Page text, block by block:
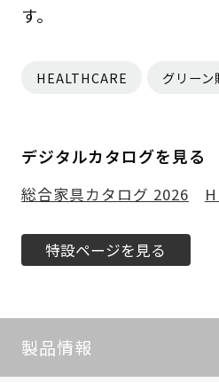
す。
HEALTHCARE グリー
デジタルカタログを見る
総合家具カタログ 2026
特設ページを見る
製品情報